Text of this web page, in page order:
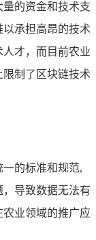
的资金和技术支
承担高昂的技术
才，而目前农业
制了区块链技术
的标准和规范,
导致数据无法有
业领域的推广应